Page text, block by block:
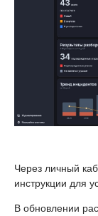
Через личный
инструкции для
В обновлении